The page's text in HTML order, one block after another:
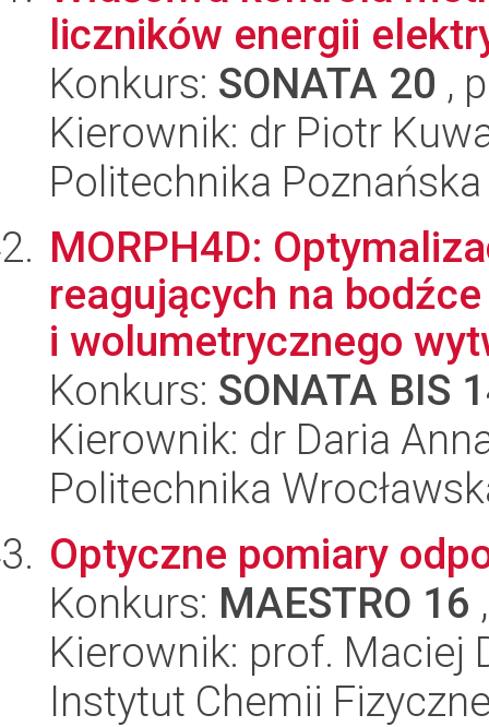
liczników energii
Konkurs: SONATA 20 ,
Kierownik: dr Piotr
Politechnika Poznańska
MORPH4D:
reagujących na
i wolumetrycznego
Konkurs: SONATA BIS
Kierownik: dr Daria
Politechnika
Optyczne pomiary
Konkurs: MAESTRO 16
Kierownik: prof. Maciej
Instytut Chemii